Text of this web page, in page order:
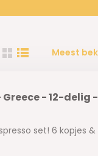
Meest
Greece - 12-delig
set! 6 kopjes